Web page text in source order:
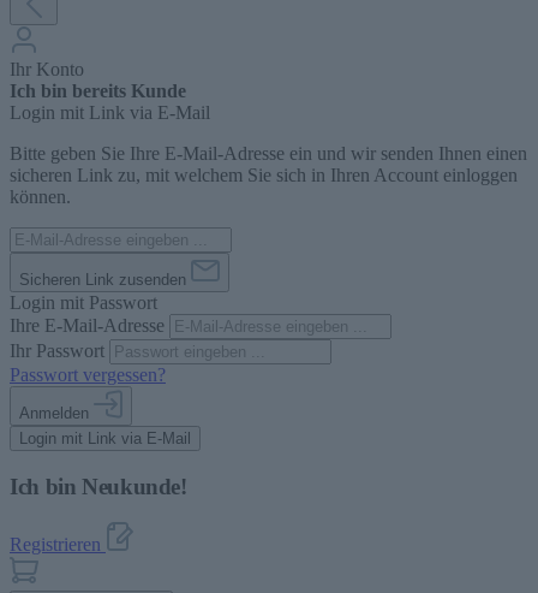
Ihr Konto
Ich bin bereits Kunde
Login mit Link via E-Mail
Bitte geben Sie Ihre E-Mail-Adresse ein und wir senden Ihnen einen
sicheren Link zu, mit welchem Sie sich in Ihren Account einloggen
können.
Sicheren Link zusenden
Login mit Passwort
Ihre E-Mail-Adresse
Ihr Passwort
Passwort vergessen?
Anmelden
Login mit Link via E-Mail
Ich bin Neukunde!
Registrieren